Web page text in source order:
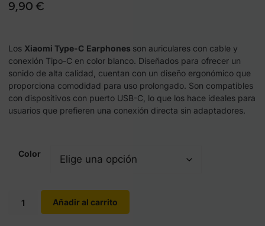
9,90 €
Los Xiaomi Type-C Earphones son auriculares con cable y
conexión Tipo-C en color blanco. Diseñados para ofrecer un
sonido de alta calidad, cuentan con un diseño ergonómico que
proporciona comodidad para uso prolongado. Son compatibles
con dispositivos con puerto USB-C, lo que los hace ideales para
usuarios que prefieren una conexión directa sin adaptadores.
Color
Añadir al carrito